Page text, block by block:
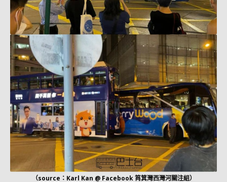
（source：Karl Kan @ Facebook 筲箕灣西灣河關注組）